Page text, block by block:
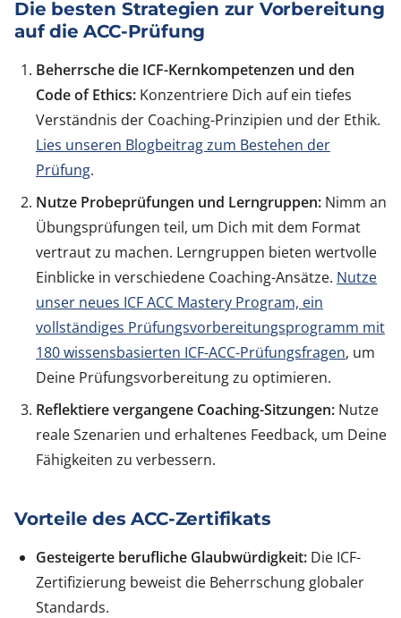
Die besten Strategien zur Vorbereitung
auf die ACC-Prüfung
Beherrsche die ICF-Kernkompetenzen und den
Code of Ethics: Konzentriere Dich auf ein tiefes
Verständnis der Coaching-Prinzipien und der Ethik.
Lies unseren Blogbeitrag zum Bestehen der
Prüfung.
Nutze Probeprüfungen und Lerngruppen: Nimm an
Übungsprüfungen teil, um Dich mit dem Format
vertraut zu machen. Lerngruppen bieten wertvolle
Einblicke in verschiedene Coaching-Ansätze. Nutze
unser neues ICF ACC Mastery Program, ein
vollständiges Prüfungsvorbereitungsprogramm mit
180 wissensbasierten ICF-ACC-Prüfungsfragen, um
Deine Prüfungsvorbereitung zu optimieren.
Reflektiere vergangene Coaching-Sitzungen: Nutze
reale Szenarien und erhaltenes Feedback, um Deine
Fähigkeiten zu verbessern.
Vorteile des ACC-Zertifikats
Gesteigerte berufliche Glaubwürdigkeit: Die ICF-
Zertifizierung beweist die Beherrschung globaler
Standards.